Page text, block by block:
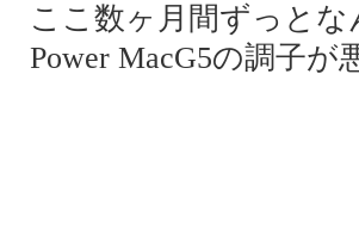
ここ数ヶ月間ずっと
Power MacG5の調子